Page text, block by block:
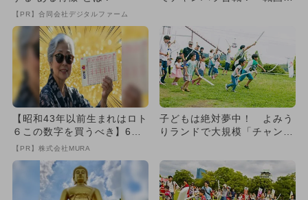
【PR】合同会社デジタルファーム
【昭和43年以前生まれはロト
６この数字を買うべき】6つ
の数字が「完全一致」する
【PR】株式会社MURA
子どもは絶対夢中！ よみう
りランドで大規模「チャンバ